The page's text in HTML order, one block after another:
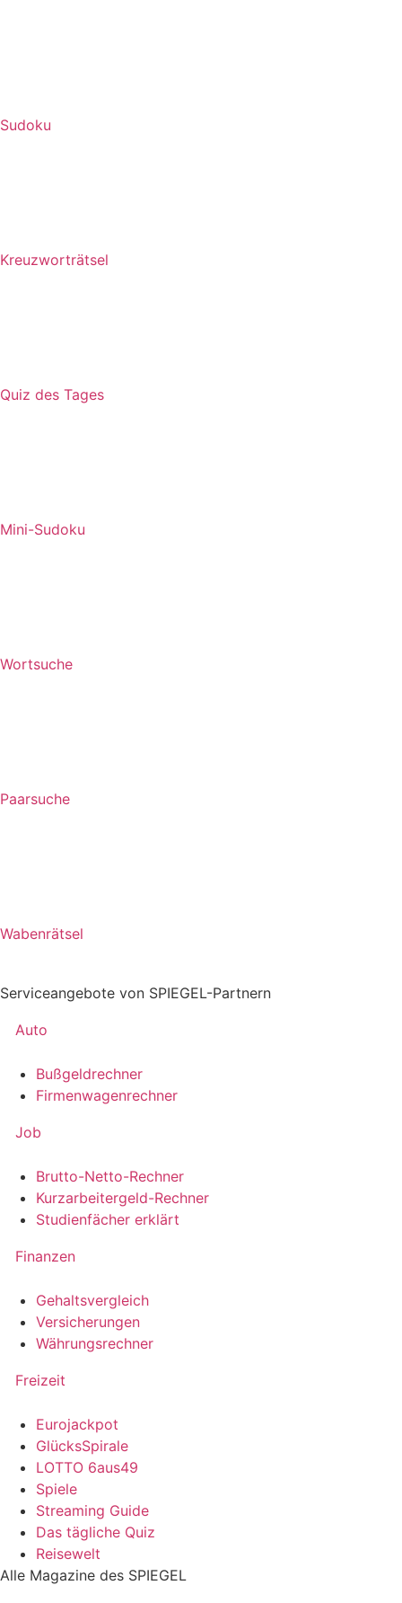
Sudoku
Kreuzworträtsel
Quiz des Tages
Mini-Sudoku
Wortsuche
Paarsuche
Wabenrätsel
Serviceangebote von SPIEGEL-Partnern
Auto
Bußgeldrechner
Firmenwagenrechner
Job
Brutto-Netto-Rechner
Kurzarbeitergeld-Rechner
Studienfächer erklärt
Finanzen
Gehaltsvergleich
Versicherungen
Währungsrechner
Freizeit
Eurojackpot
GlücksSpirale
LOTTO 6aus49
Spiele
Streaming Guide
Das tägliche Quiz
Reisewelt
Alle Magazine des SPIEGEL